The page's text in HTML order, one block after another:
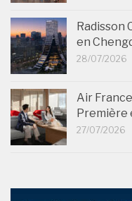
Radisson
en
28/07/2026
Air
Première
27/07/2026